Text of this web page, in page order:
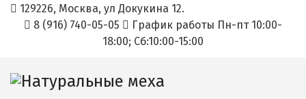
129226, Москва, ул Докукина 12.
8 (916) 740-05-05
График работы Пн-пт 10:00-
18:00; Cб:10:00-15:00